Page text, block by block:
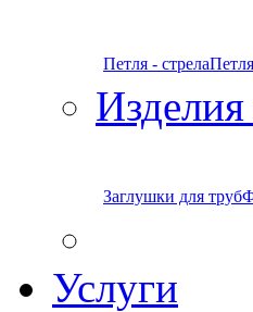
Петля - стрела
Заглушки для труб
Услуги